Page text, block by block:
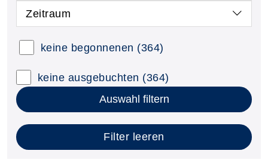
Zeitraum
keine begonnenen (364)
keine ausgebuchten (364)
Auswahl filtern
Filter leeren